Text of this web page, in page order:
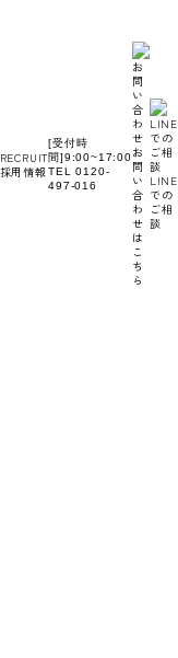
RECRUIT
採用情報
[受付時
間]9:00~17:00
TEL 0120-
497-016
お
問
い
合
わ
せ
は
こ
ち
ら
LINE
での
ご相
談